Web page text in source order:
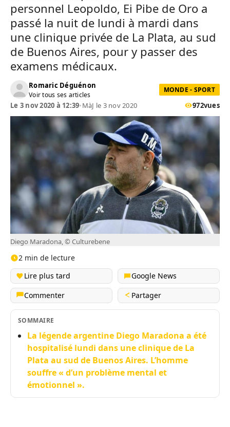
personnel Leopoldo, Ei Pibe de Oro a
passé la nuit de lundi à mardi dans
une clinique privée de La Plata, au sud
de Buenos Aires, pour y passer des
examens médicaux.
Romaric Déguénon
Voir tous ses articles
MONDE - SPORT
Le 3 nov 2020 à 12:39•MàJ le 3 nov 2020 972vues
Diego Maradona, © Culturebene
2 min de lecture
Lire plus tard
Google News
Commenter
Partager
SOMMAIRE
La légende argentine Diego Maradona a été
hospitalisé lundi dans une clinique de La
Plata au sud de Buenos Aires. L’homme
souffre « d’un problème mental et
émotionnel ».